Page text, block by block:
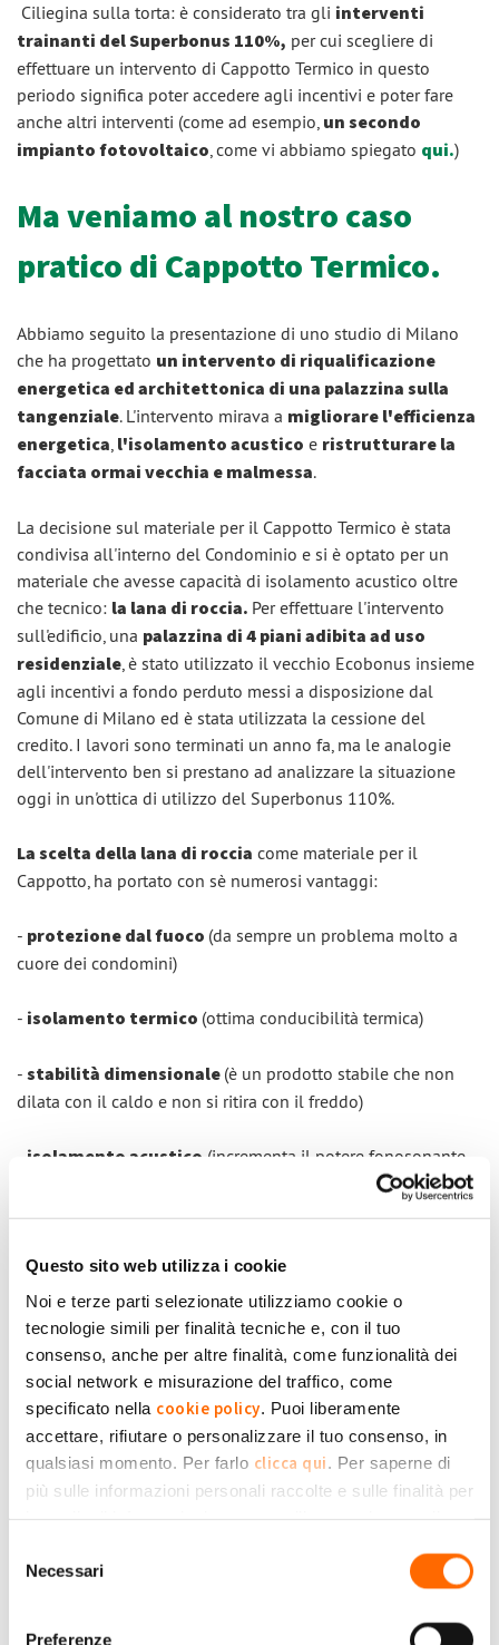
Questo sito web utilizza i cookie
Noi e terze parti selezionate utilizziamo cookie o
tecnologie simili per finalità tecniche e, con il tuo
consenso, anche per altre finalità, come funzionalità dei
social network e misurazione del traffico, come
specificato nella cookie policy . Puoi liberamente
accettare, rifiutare o personalizzare il tuo consenso, in
qualsiasi momento. Per farlo clicca qui . Per saperne di
più sulle informazioni personali raccolte e sulle finalità per
le quali tali informazioni saranno utilizzate, si prega di
delNecessari
Preferenze
Ciliegina sulla torta: è considerato tra gli interventi
trainanti del Superbonus 110%, per cui scegliere di
effettuare un intervento di Cappotto Termico in questo
periodo significa poter accedere agli incentivi e poter fare
anche altri interventi (come ad esempio, un secondo
impianto fotovoltaico, come vi abbiamo spiegato qui.)
Ma veniamo al nostro caso
pratico di Cappotto Termico.
Abbiamo seguito la presentazione di uno studio di Milano
che ha progettato un intervento di riqualificazione
energetica ed architettonica di una palazzina sulla
tangenziale. L'intervento mirava a migliorare l'efficienza
energetica, l'isolamento acustico e ristrutturare la
facciata ormai vecchia e malmessa.
La decisione sul materiale per il Cappotto Termico è stata
condivisa all'interno del Condominio e si è optato per un
materiale che avesse capacità di isolamento acustico oltre
che tecnico: la lana di roccia. Per effettuare l'intervento
sull'edificio, una palazzina di 4 piani adibita ad uso
residenziale, è stato utilizzato il vecchio Ecobonus insieme
agli incentivi a fondo perduto messi a disposizione dal
Comune di Milano ed è stata utilizzata la cessione del
credito. I lavori sono terminati un anno fa, ma le analogie
dell'intervento ben si prestano ad analizzare la situazione
oggi in un'ottica di utilizzo del Superbonus 110%.
La scelta della lana di roccia come materiale per il
Cappotto, ha portato con sè numerosi vantaggi:
- protezione dal fuoco (da sempre un problema molto a
cuore dei condomini)
- isolamento termico (ottima conducibilità termica)
- stabilità dimensionale (è un prodotto stabile che non
dilata con il caldo e non si ritira con il freddo)
isolamento acustico (incrementa il potere fonosonante
l'isolamento termico anche in estate e la durabilità nel
tempo)
In questo caso, è stato isolato completamente l'involucro
dell'edificio, compreso il solaio superiore e sono stati
effettuati degli interventi sugli impianti.
E veniamo ai risultati pratici
ottenuti da questo intervento
di Cappotto Termico.
I risultati ottenuti in termini di vantaggio per i condomini